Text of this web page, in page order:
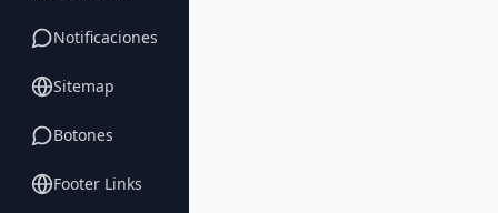
Notificaciones
Sitemap
Botones
Footer Links